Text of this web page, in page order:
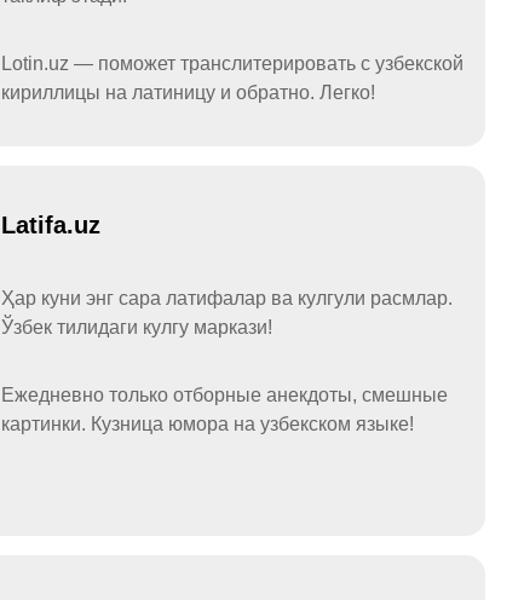
Lotin.uz — поможет транслитерировать с узбекской
кириллицы на латиницу и обратно. Легко!
Latifa.uz
Ҳар куни энг сара латифалар ва кулгули расмлар.
Ўзбек тилидаги кулгу маркази!
Ежедневно только отборные анекдоты, смешные
картинки. Кузница юмора на узбекском языке!